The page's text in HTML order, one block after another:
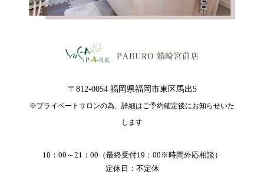
〒812-0054 福岡県福岡市東区馬出5
※プライベートサロンの為、詳細はご予約確定後にお知らせいた
します
10：00～21：00（最終受付19：00※時間外応相談）
定休日：不定休